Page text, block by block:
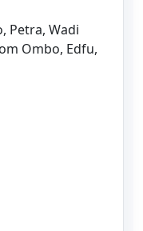
Petra, Wadi
Ombo, Edfu,